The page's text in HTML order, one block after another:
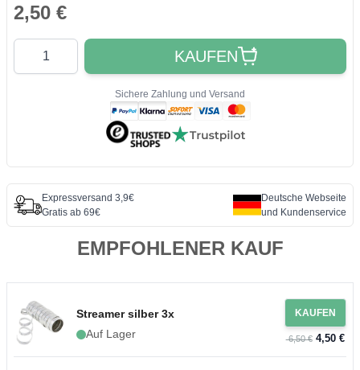
2,50 €
Quantity
KAUFEN
Sichere Zahlung und Versand
Expressversand 3,9€
Gratis ab 69€
Deutsche Webseite
und Kundenservice
EMPFOHLENER KAUF
Streamer silber 3x
Auf Lager
KAUFEN
6,50 €4,50 €